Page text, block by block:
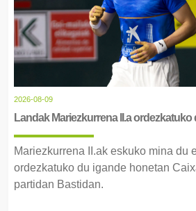
2026-08-09
Landak Mariezkurrena II.a
Mariezkurrena II.ak eskuko mina du
ordezkatuko du igande honetan
partidan Bastidan.